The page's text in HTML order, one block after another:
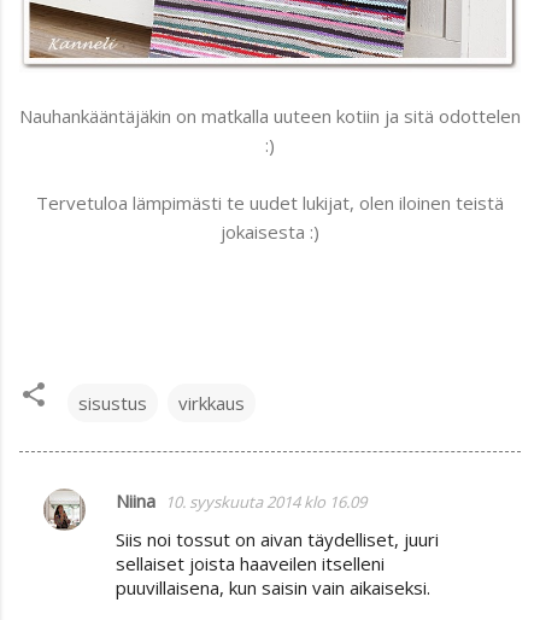
Nauhankääntäjäkin on matkalla uuteen kotiin ja sitä odottelen
:)
Tervetuloa lämpimästi te uudet lukijat, olen iloinen teistä
jokaisesta :)
sisustus virkkaus
K
Niina 10. syyskuuta 2014 klo 16.09
Siis noi tossut on aivan täydelliset, juuri
sellaiset joista haaveilen itselleni
puuvillaisena, kun saisin vain aikaiseksi.